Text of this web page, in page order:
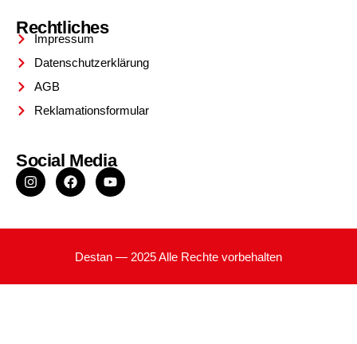
Rechtliches
Impressum
Datenschutzerklärung
AGB
Reklamationsformular
Social Media
Destan — 2025 Alle Rechte vorbehalten